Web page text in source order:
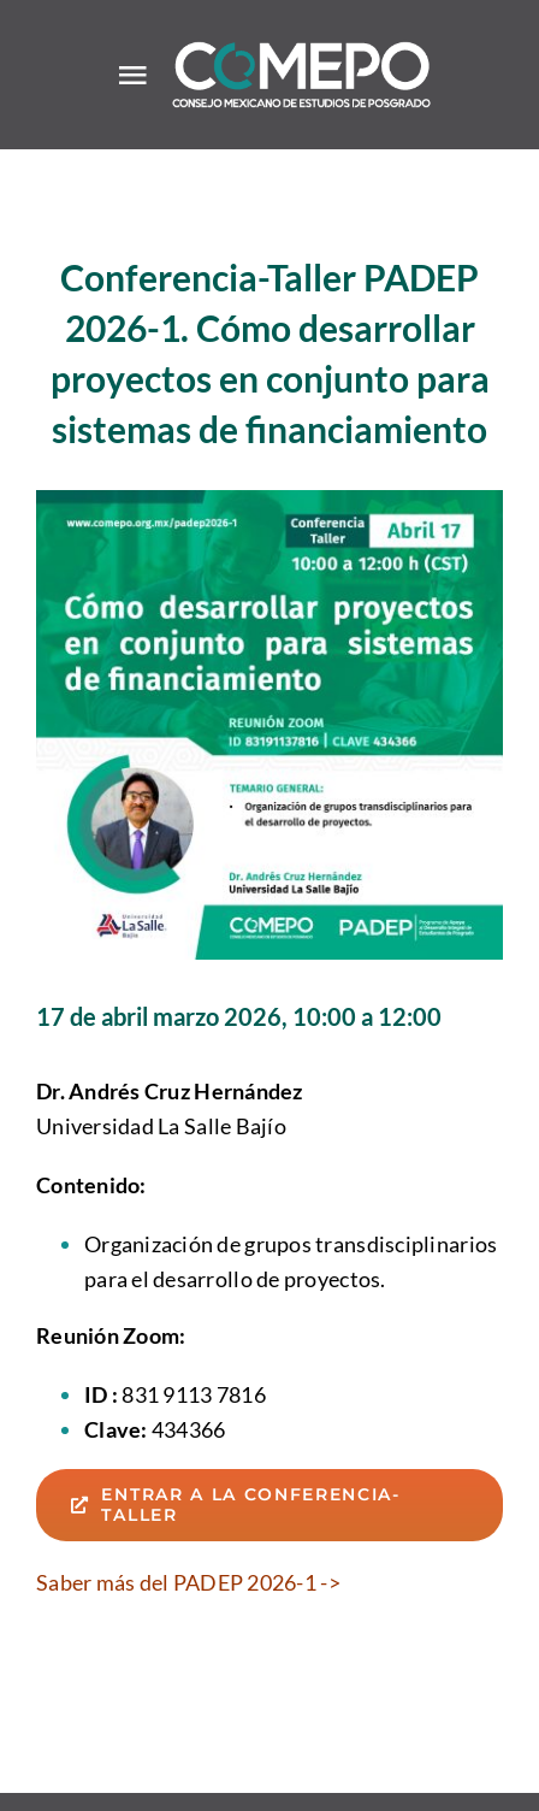
Toggle
Navigation
Comunidad
Convocatorias
Contacto
Conferencia-Taller PADEP
2026-1. Cómo desarrollar
proyectos en conjunto para
sistemas de financiamiento
17 de abril marzo 2026, 10:00 a 12:00
Dr. Andrés Cruz Hernández
Universidad La Salle Bajío
Contenido:
Organización de grupos transdisciplinarios
para el desarrollo de proyectos.
Reunión Zoom:
ID :831 9113 7816
Clave: 434366
ENTRAR A LA CONFERENCIA-
TALLER
Saber más del PADEP 2026-1 ->